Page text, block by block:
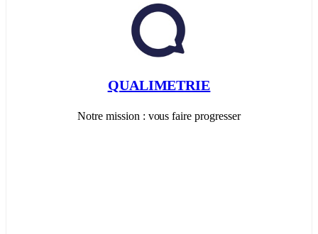
QUALIMETRIE
Notre mission : vous faire progresser